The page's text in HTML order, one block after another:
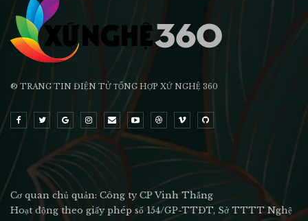
® TRANG TIN ĐIỆN TỬ ТỔNG HỢP XỨ NGHỆ 360
Cơ quan chủ quản: Công ty CP Vinh Thắng
Hoạt động theo giấy phép số 154/GP-TTĐT, Sở TTTT Nghệ